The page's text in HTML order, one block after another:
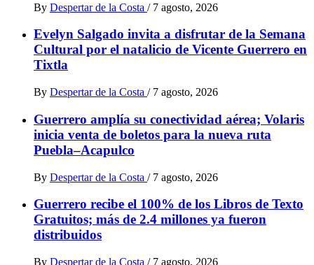
By Despertar de la Costa / 7 agosto, 2026
Evelyn Salgado invita a disfrutar de la Semana
Cultural por el natalicio de Vicente Guerrero en
Tixtla
By Despertar de la Costa / 7 agosto, 2026
Guerrero amplía su conectividad aérea; Volaris
inicia venta de boletos para la nueva ruta
Puebla–Acapulco
By Despertar de la Costa / 7 agosto, 2026
Guerrero recibe el 100% de los Libros de Texto
Gratuitos; más de 2.4 millones ya fueron
distribuidos
By Despertar de la Costa / 7 agosto, 2026